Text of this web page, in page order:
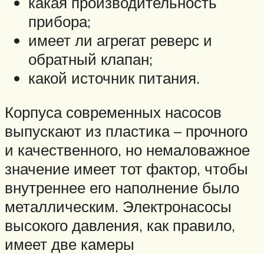
прибора;
имеет ли агрегат реверс и
обратный клапан;
какой источник питания.
Корпуса современных насосов
выпускают из пластика – прочного
и качественного, но немаловажное
значение имеет тот фактор, чтобы
внутреннее его наполнение было
металлическим. Электронасосы
высокого давления, как правило,
имеет две камеры